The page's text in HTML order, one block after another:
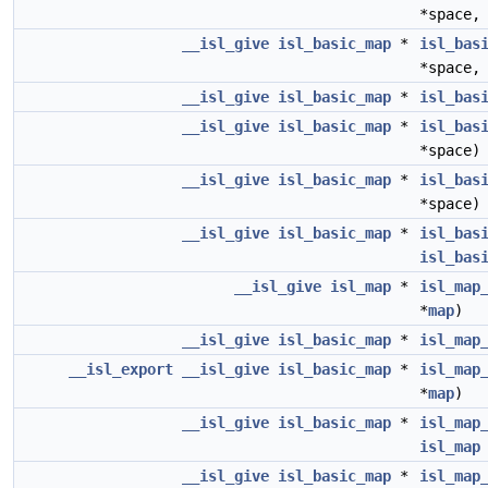
__isl_give isl_basic_map *
__isl_give isl_basic_map *
__isl_give isl_basic_map *
*space)
__isl_give isl_basic_map *
*space)
__isl_give isl_basic_map *
__isl_give isl_map *
*map)
__isl_give isl_basic_map *
__isl_export
__isl_give isl_basic_map *
*map)
__isl_give isl_basic_map *
isl_map
__isl_give isl_basic_map *